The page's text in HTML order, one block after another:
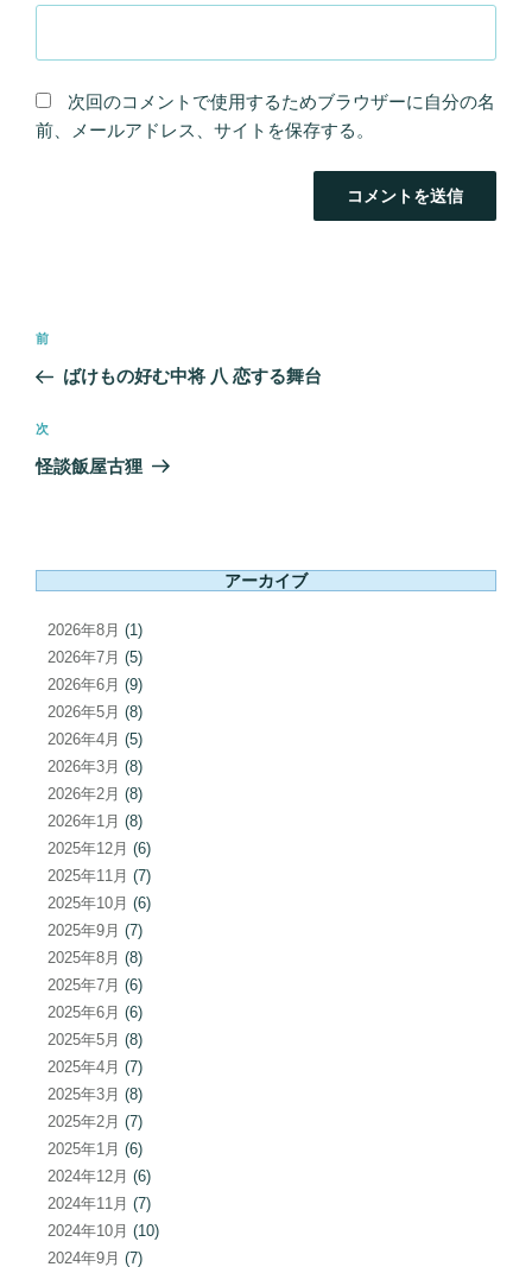
次回のコメントで使用するためブラウザーに自分の名
前、メールアドレス、サイトを保存する。
ナ
ビ
ー
ン
前
の
稿
前
ばけもの好む中将 八 恋する舞台
次
の
次
怪談飯屋古狸
アーカイブ
2026年8月 (1)
2026年7月 (5)
2026年6月 (9)
2026年5月 (8)
2026年4月 (5)
2026年3月 (8)
2026年2月 (8)
2026年1月 (8)
2025年12月 (6)
2025年11月 (7)
2025年10月 (6)
2025年9月 (7)
2025年8月 (8)
2025年7月 (6)
2025年6月 (6)
2025年5月 (8)
2025年4月 (7)
2025年3月 (8)
2025年2月 (7)
2025年1月 (6)
2024年12月 (6)
2024年11月 (7)
2024年10月 (10)
2024年9月 (7)